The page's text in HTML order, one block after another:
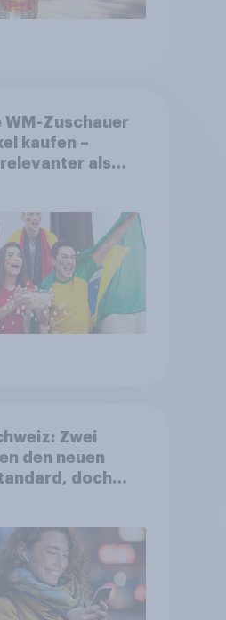
Zuschauer
kaufen –
als
Zwei
den neuen
doch